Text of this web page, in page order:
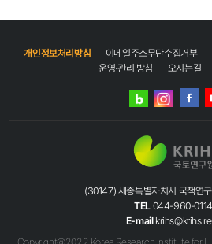
개인정보처리방침 이메일주소무단수집거부
운영·관리 방침
오시는길
네이버
인스타
(30147) 세종특별자치시 국책연
TEL 044-960-0114
E-mail